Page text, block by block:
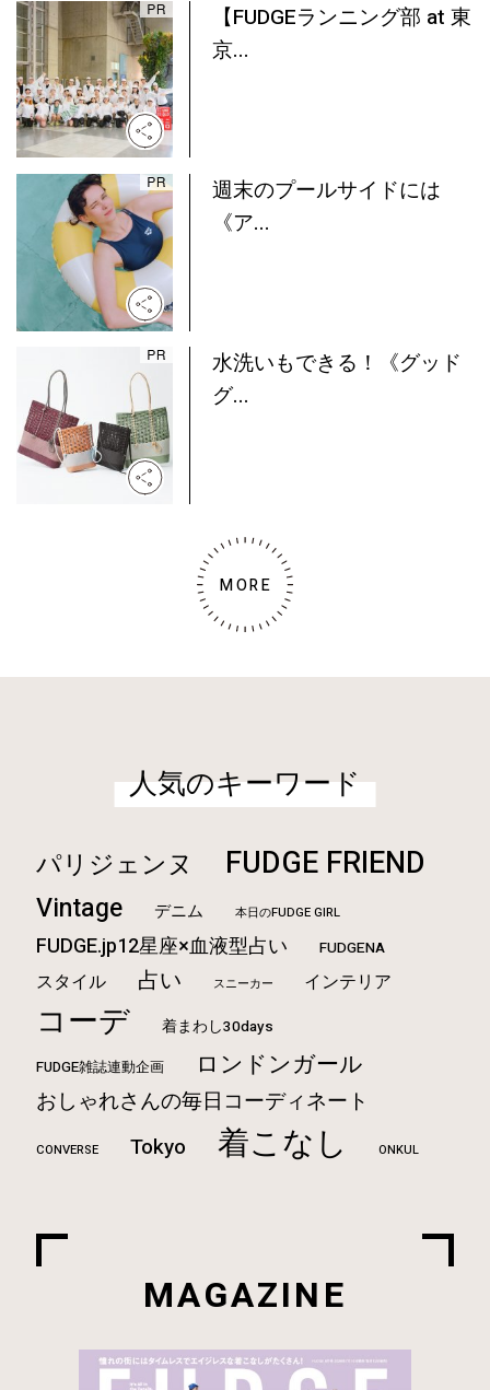
【FUDGEランニング部 at 東
京...
週末のプールサイドには
《ア...
水洗いもできる！《グッド
グ...
MORE
人気のキーワード
パリジェンヌ FUDGE FRIEND
Vintage デニム 本日のFUDGE GIRL
FUDGE.jp12星座×血液型占い FUDGENA
スタイル 占い スニーカー インテリア
コーデ 着まわし30days
FUDGE雑誌連動企画 ロンドンガール
おしゃれさんの毎日コーディネート
CONVERSE Tokyo 着こなし ONKUL
MAGAZINE